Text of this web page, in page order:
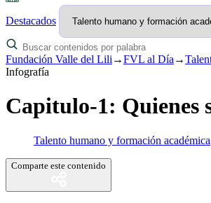
Destacados
Fundación Valle del Lili →FVL al Día →
Infografía
Capitulo-1: Quienes
Talento humano y formación académica
Comparte este contenido